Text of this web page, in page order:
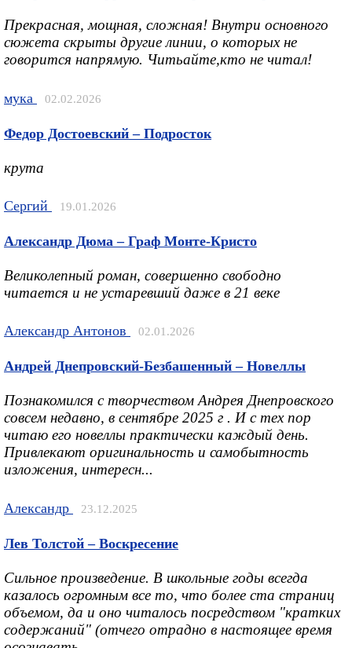
Прекрасная, мощная, сложная! Внутри основного
сюжета скрыты другие линии, о которых не
говорится напрямую. Читьайте,кто не читал!
мука 02.02.2026
Федор Достоевский – Подросток
крута
Сергий 19.01.2026
Александр Дюма – Граф Монте-Кристо
Великолепный роман, совершенно свободно
читается и не устаревший даже в 21 веке
Александр Антонов 02.01.2026
Андрей Днепровский-Безбашенный – Новеллы
Познакомился с творчеством Андрея Днепровского
совсем недавно, в сентябре 2025 г . И с тех пор
читаю его новеллы практически каждый день.
Привлекают оригинальность и самобытность
изложения, интересн...
Александр 23.12.2025
Лев Толстой – Воскресение
Сильное произведение. В школьные годы всегда
казалось огромным все то, что более ста страниц
объемом, да и оно читалось посредством "кратких
содержаний" (отчего отрадно в настоящее время